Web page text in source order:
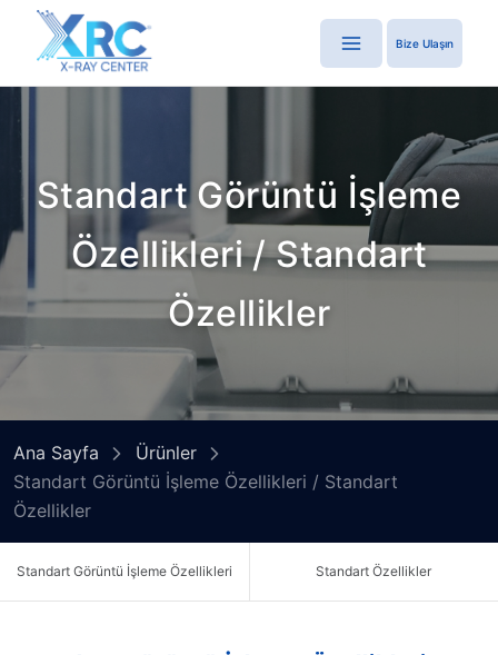
Bize Ulaşın
Standart Görüntü İşleme
Özellikleri / Standart
Özellikler
Ana Sayfa
Ürünler
Standart Görüntü İşleme Özellikleri / Standart
Özellikler
Standart Görüntü İşleme Özellikleri Standart Özellikler